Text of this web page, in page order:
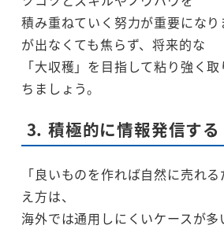
積み重ねていく努力が重要になり
が出なくても焦らず、将来的な
「大収穫」を目指して粘り強く
ちましょう。
3. 積極的に情報発信する
「良いものを作れば自然に売れ
え方は、
海外では通用しにくいケースが多